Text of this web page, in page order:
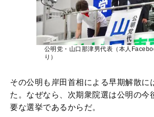
公明党・山口那津男代表（本人
り）
その公明も岸田首相による早期解散に
た。なぜなら、次期衆院選は公明の今
要な選挙であるからだ。